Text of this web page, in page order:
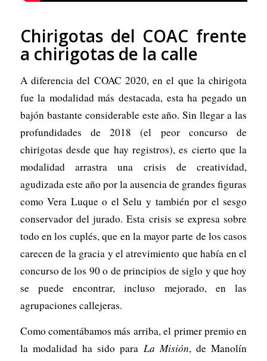
Chirigotas del COAC frente
a chirigotas de la calle
A diferencia del COAC 2020, en el que la chirigota
fue la modalidad más destacada, esta ha pegado un
bajón bastante considerable este año. Sin llegar a las
profundidades de 2018 (el peor concurso de
chirigotas desde que hay registros), es cierto que la
modalidad arrastra una crisis de creatividad,
agudizada este año por la ausencia de grandes figuras
como Vera Luque o el Selu y también por el sesgo
conservador del jurado. Esta crisis se expresa sobre
todo en los cuplés, que en la mayor parte de los casos
carecen de la gracia y el atrevimiento que había en el
concurso de los 90 o de principios de siglo y que hoy
se puede encontrar, incluso mejorado, en las
agrupaciones callejeras.
Como comentábamos más arriba, el primer premio en
la modalidad ha sido para La Misión, de Manolín